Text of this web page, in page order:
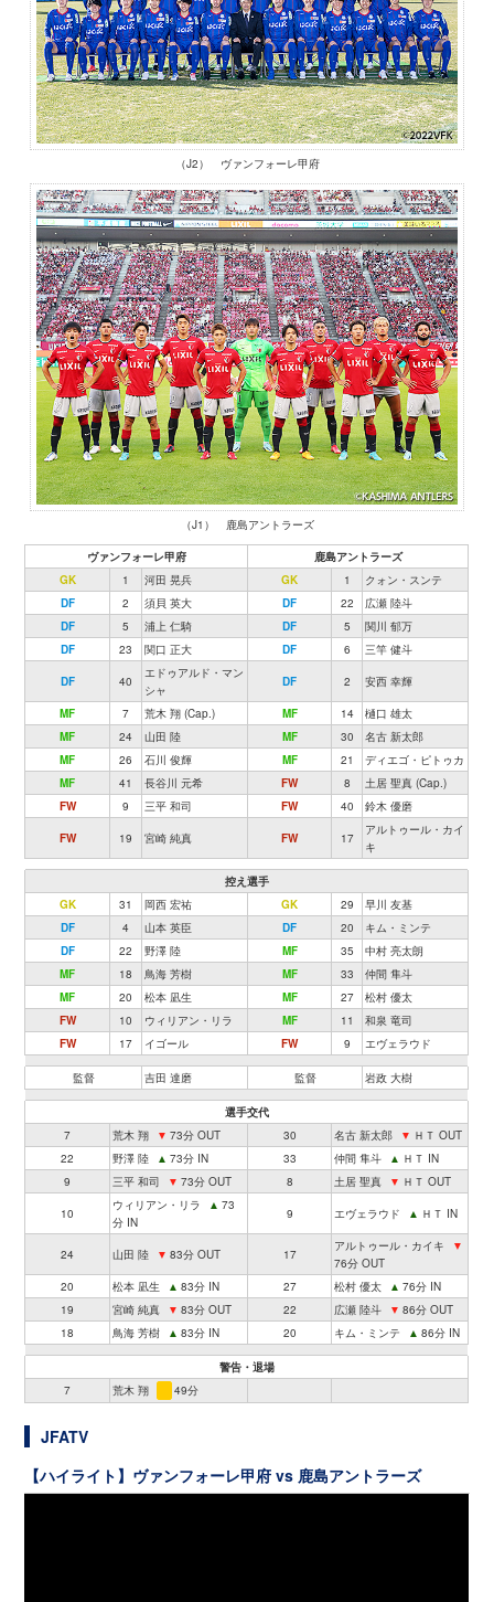
（J2） ヴァンフォーレ甲府
（J1） 鹿島アントラーズ
ヴァンフォーレ甲府
鹿島アントラーズ
GK
1 河田 晃兵 GK 1
クォン・スンテ
DF
2 須貝 英大 DF 22
広瀬 陸斗
DF
5 浦上 仁騎 DF 5
関川 郁万
DF
23 関口 正大 DF 6 三竿 健斗
DF 40
エドゥアルド・マン
シャ
DF 2 安西 幸輝
MF 7 荒木 翔 (Cap.) MF 14
樋口 雄太
MF
24 山田 陸 MF 30
名古 新太郎
MF
26 石川 俊輝 MF 21
ディエゴ・ピトゥカ
MF
41 長谷川 元希 FW 8
土居 聖真 (Cap.)
FW
9 三平 和司 FW 40 鈴木 優磨
FW 19 宮崎 純真 FW 17
アルトゥール・カイ
キ
控え選手
GK
31 岡西 宏祐 GK 29
早川 友基
DF
4 山本 英臣 DF 20
キム・ミンテ
DF
22 野澤 陸 MF 35
中村 亮太朗
MF
18 鳥海 芳樹 MF 33
仲間 隼斗
MF
20 松本 凪生 MF 27
松村 優太
FW
10 ウィリアン・リラ MF 11
和泉 竜司
FW
17 イゴール FW 9 エヴェラウド
監督 吉田 達磨 監督 岩政 大樹
選手交代
7
荒木 翔 ▼ 73分 OUT 30 名古 新太郎 ▼ ＨＴ OUT
22
野澤 陸 ▲ 73分 IN 33 仲間 隼斗 ▲ ＨＴ IN
9
三平 和司 ▼ 73分 OUT 8 土居 聖真 ▼ ＨＴ OUT
10
ウィリアン・リラ ▲ 73
分 IN
9 エヴェラウド ▲ ＨＴ IN
24 山田 陸 ▼ 83分 OUT 17
アルトゥール・カイキ
▼
76分 OUT
20
松本 凪生 ▲ 83分 IN 27 松村 優太 ▲ 76分 IN
19
宮崎 純真 ▼ 83分 OUT 22 広瀬 陸斗 ▼ 86分 OUT
18
鳥海 芳樹 ▲ 83分 IN 20 キム・ミンテ ▲ 86分 IN
警告・退場
7
荒木 翔 49分
JFATV
【ハイライト】ヴァンフォーレ甲府 vs 鹿島アントラーズ